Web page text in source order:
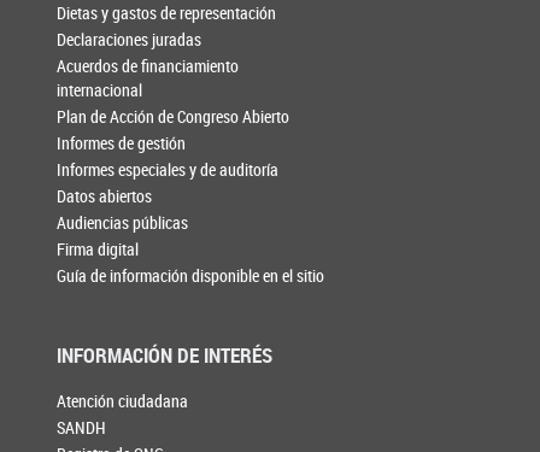
Dietas y gastos de representación
Declaraciones juradas
Acuerdos de financiamiento
internacional
Plan de Acción de Congreso Abierto
Informes de gestión
Informes especiales y de auditoría
Datos abiertos
Audiencias públicas
Firma digital
Guía de información disponible en el sitio
INFORMACIÓN DE INTERÉS
Atención ciudadana
SANDH